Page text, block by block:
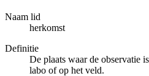
Naam lid
herkomst
Definitie
De plaats waar de observatie
labo of op het veld.